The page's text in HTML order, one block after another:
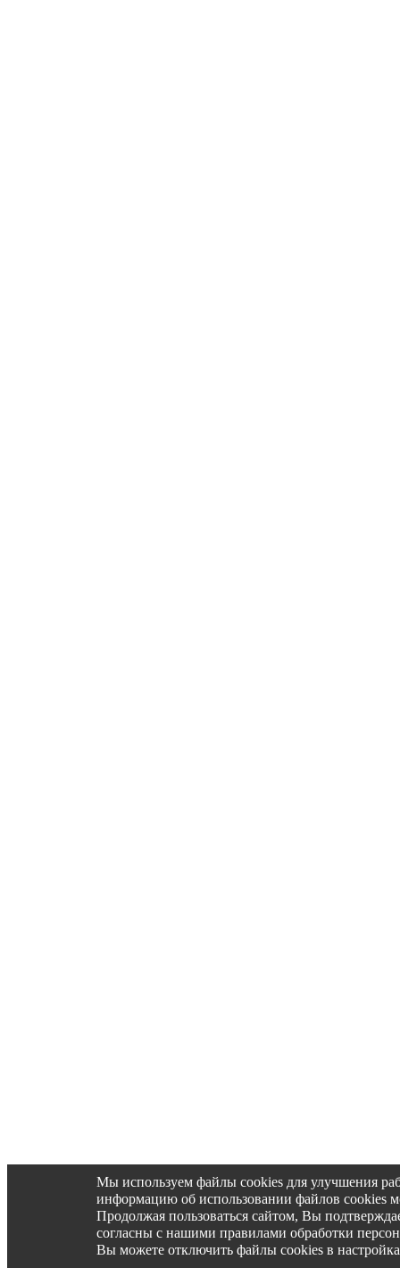
Мы используем файлы cookies для улучшения
информацию об использовании файлов cookies
Продолжая пользоваться сайтом, Вы
согласны с нашими правилами обработки
Вы можете отключить файлы cookies в